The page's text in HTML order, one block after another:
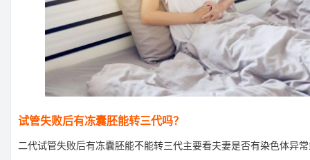
试管失败后有冻囊胚能转三代吗？
二代试管失败后有冻囊胚能不能转三代主要看夫妻是否有染色体异